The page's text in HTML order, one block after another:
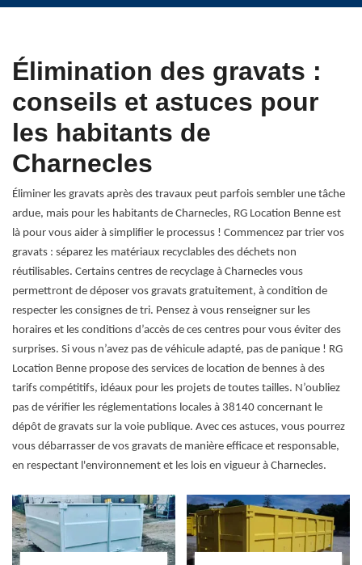
Élimination des gravats :
conseils et astuces pour
les habitants de
Charnecles
Éliminer les gravats après des travaux peut parfois sembler une tâche
ardue, mais pour les habitants de Charnecles, RG Location Benne est
là pour vous aider à simplifier le processus ! Commencez par trier vos
gravats : séparez les matériaux recyclables des déchets non
réutilisables. Certains centres de recyclage à Charnecles vous
permettront de déposer vos gravats gratuitement, à condition de
respecter les consignes de tri. Pensez à vous renseigner sur les
horaires et les conditions d’accès de ces centres pour vous éviter des
surprises. Si vous n’avez pas de véhicule adapté, pas de panique ! RG
Location Benne propose des services de location de bennes à des
tarifs compétitifs, idéaux pour les projets de toutes tailles. N’oubliez
pas de vérifier les réglementations locales à 38140 concernant le
dépôt de gravats sur la voie publique. Avec ces astuces, vous pourrez
vous débarrasser de vos gravats de manière efficace et responsable,
en respectant l'environnement et les lois en vigueur à Charnecles.